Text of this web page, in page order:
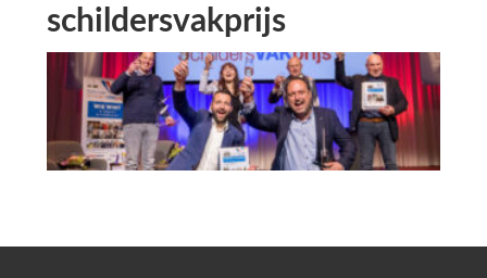
schildersvakprijs